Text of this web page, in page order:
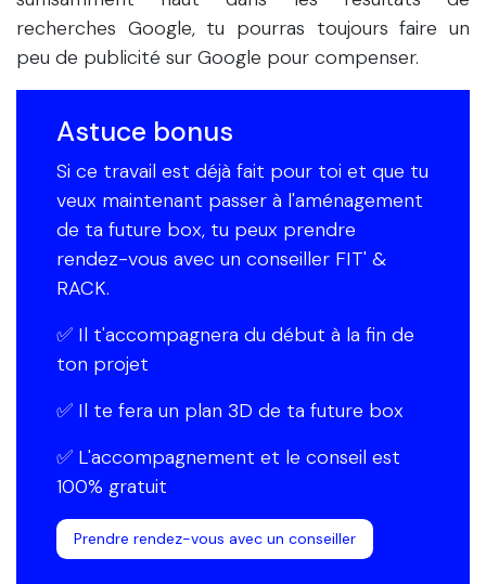
recherches Google, tu pourras toujours faire un
peu de publicité sur Google pour compenser.
Astuce bonus
Si ce travail est déjà fait pour toi et que tu
veux maintenant passer à l'aménagement
de ta future box, tu peux prendre
rendez-vous avec un conseiller FIT' &
RACK.
✅ Il t'accompagnera du début à la fin de
ton projet
✅ Il te fera un plan 3D de ta future box
✅ L'accompagnement et le conseil est
100% gratuit
Prendre rendez-vous avec un conseiller